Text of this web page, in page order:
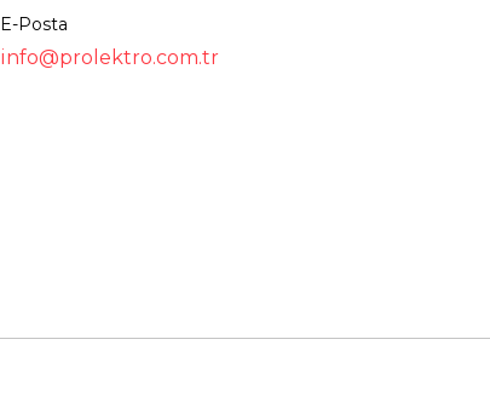
E-Posta
info@prolektro.com.tr